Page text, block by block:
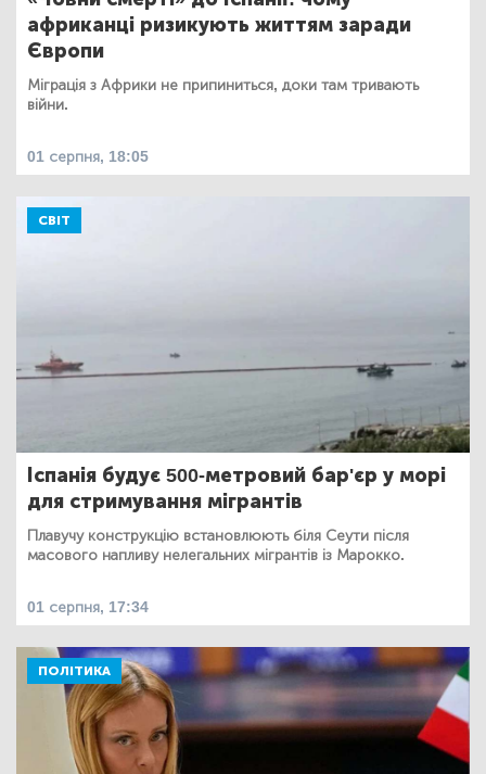
африканці ризикують життям заради
Європи
Міграція з Африки не припиниться, доки там тривають
війни.
01 серпня, 18:05
СВІТ
Іспанія будує 500-метровий бар'єр у морі
для стримування мігрантів
Плавучу конструкцію встановлюють біля Сеути після
масового напливу нелегальних мігрантів із Марокко.
01 серпня, 17:34
ПОЛІТИКА